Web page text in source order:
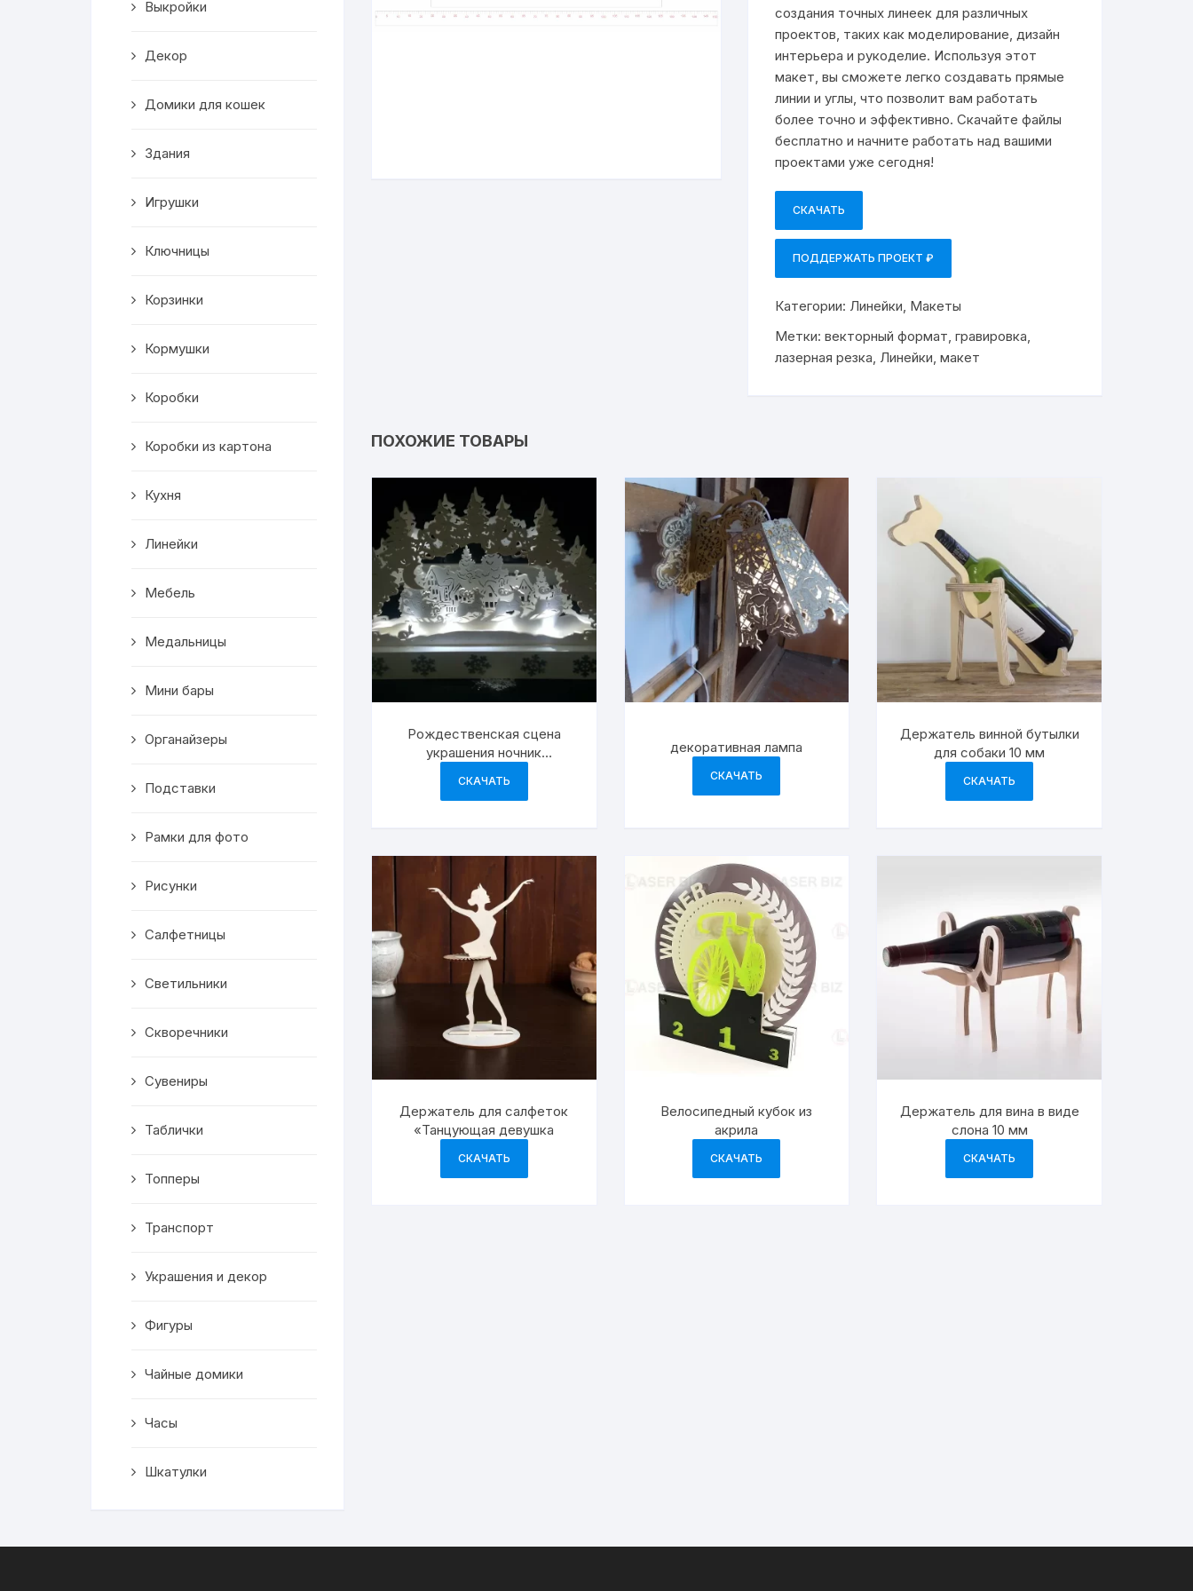
Рамки для фото
Светильники
Подставки
Мини бары
Транспорт
Скворечники
Кормушки
Линейки
Рисунки
Чай
создания точных линеек для различных
проектов, таких как моделирование, дизайн
интерьера и рукоделие. Используя этот
макет, вы сможете легко создавать прямые
линии и углы, что позволит вам работать
более точно и эффективно. Скачайте файлы
бесплатно и начните работать над вашими
проектами уже сегодня!
СКАЧАТЬ
ПОДДЕРЖАТЬ ПРОЕКТ ₽
Категории: Линейки, Макеты
Метки:векторный формат,гравировка,
лазерная резка, Линейки,макет
ПОХОЖИЕ ТОВАРЫ
Рождественская сцена
украшения ночник
СКАЧАТЬ
декоративная лампа
СКАЧАТЬ
Держатель винной бутылки
для собаки 10 мм
СКАЧАТЬ
Держатель для салфеток
«Танцующая девушка
СКАЧАТЬ
Велосипедный кубок из
акрила
СКАЧАТЬ
Держатель для вина в виде
слона 10 мм
СКАЧАТЬ
Выкройки
Декор
Домики для кошек
Здания
Игрушки
Ключницы
Корзинки
Кормушки
Коробки
Коробки из картона
Кухня
Линейки
Мебель
Медальницы
Мини бары
Органайзеры
Подставки
Рамки для фото
Рисунки
Салфетницы
Светильники
Скворечники
Сувениры
Таблички
Топперы
Транспорт
Украшения и декор
Фигуры
Чайные домики
Часы
Шкатулки